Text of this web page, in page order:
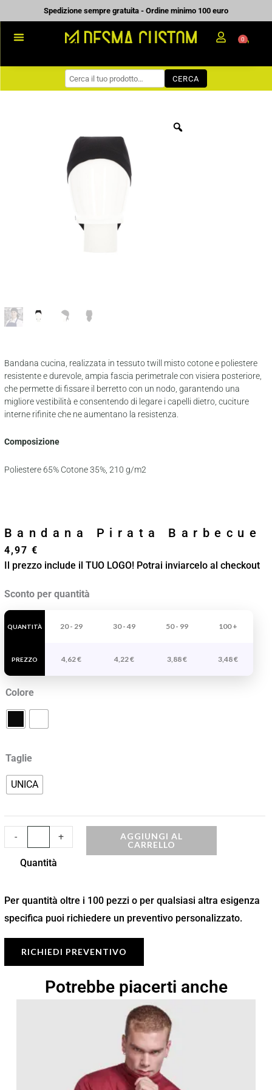
al
contenuto
Spedizione sempre gratuita - Ordine minimo 100 euro
WORKWEAR
0
CERCA
Bandana cucina, realizzata in tessuto twill misto cotone e poliestere
resistente e durevole, ampia fascia perimetrale con visiera posteriore,
che permette di fissare il berretto con un nodo, garantendo una
migliore vestibilità e consentendo di legare i capelli dietro, cuciture
interne rifinite che ne aumentano la resistenza.
Composizione
Poliestere 65% Cotone 35%, 210 g/m2
Bandana Pirata Barbecue
4,97 €
Il prezzo include il TUO LOGO! Potrai inviarcelo al checkout
Sconto per quantità
QUANTITÀ
PREZZO
20 - 29 30 - 49 50 - 99 100 +
4,62€ 4,22€ 3,88€ 3,48€
Colore
Taglie
UNICA
-
Bandana
Pirata
Barbecue
+
AGGIUNGI AL
CARRELLO
Quantità
Per quantità oltre i 100 pezzi o per qualsiasi altra esigenza
specifica puoi richiedere un preventivo personalizzato.
RICHIEDI PREVENTIVO
Potrebbe piacerti anche
di
prezzo:
da
17,47 €
24,95 €